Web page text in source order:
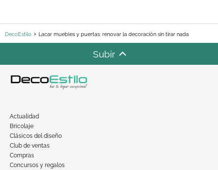
DecoEstilo Lacar muebles y puertas: renovar la decoración sin tirar nada
Subir
Actualidad
Bricolaje
Clásicos del diseño
Club de ventas
Compras
Concursos y regalos